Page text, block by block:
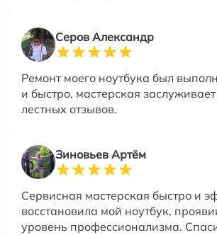
Серов Александр
Ремонт моего ноутбука был
и быстро, мастерская
лестных отзывов.
Зиновьев Артём
Сервисная мастерская быстро и
восстановила мой ноутбук,
уровень профессионализма.